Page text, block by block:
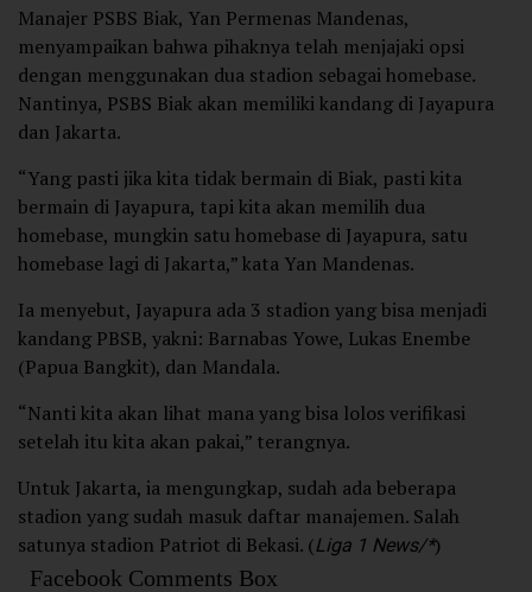
Manajer PSBS Biak, Yan Permenas Mandenas,
menyampaikan bahwa pihaknya telah menjajaki opsi
dengan menggunakan dua stadion sebagai homebase.
Nantinya, PSBS Biak akan memiliki kandang di Jayapura
dan Jakarta.
“Yang pasti jika kita tidak bermain di Biak, pasti kita
bermain di Jayapura, tapi kita akan memilih dua
homebase, mungkin satu homebase di Jayapura, satu
homebase lagi di Jakarta,” kata Yan Mandenas.
Ia menyebut, Jayapura ada 3 stadion yang bisa menjadi
kandang PBSB, yakni: Barnabas Yowe, Lukas Enembe
(Papua Bangkit), dan Mandala.
“Nanti kita akan lihat mana yang bisa lolos verifikasi
setelah itu kita akan pakai,” terangnya.
Untuk Jakarta, ia mengungkap, sudah ada beberapa
stadion yang sudah masuk daftar manajemen. Salah
satunya stadion Patriot di Bekasi. (Liga 1 News/*)
Facebook Comments Box